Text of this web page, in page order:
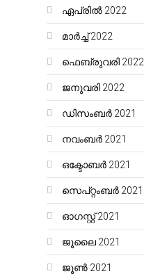
ഏപ്രിൽ 2022
മാർച്ച്‌ 2022
ഫെബ്രുവരി 2022
ജനുവരി 2022
ഡിസംബർ 2021
നവംബർ 2021
ഒക്ടോബർ 2021
സെപ്റ്റംബർ 2021
ഓഗസ്റ്റ്‌ 2021
ജൂലൈ 2021
ജൂൺ 2021